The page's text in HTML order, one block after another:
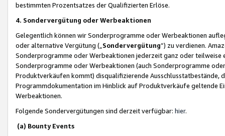
bestimmten Prozentsatzes der Qualifizierten Erlöse.
4. Sondervergütung oder Werbeaktionen
Gelegentlich können wir Sonderprogramme oder Werbeaktionen
oder alternative Vergütung („ Sondervergütung”) zu verdienen.
Sonderprogramme oder Werbeaktionen jederzeit ganz oder
Sonderprogramme oder Werbeaktionen (auch Sonderprogramme
Produktverkäufen kommt) disqualifizierende Ausschlusstatbestände,
Programmdokumentation im Hinblick auf Produktverkäufe geltende
Werbeaktionen.
Folgende Sondervergütungen sind derzeit verfügbar: hier.
(a) Bounty Events